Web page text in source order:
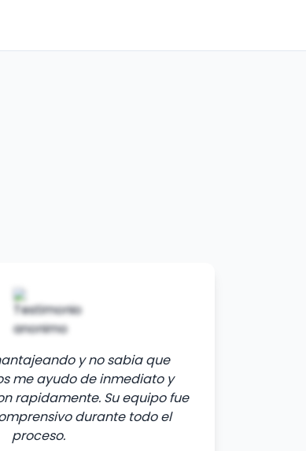
y no sabia que
me ayudo de inmediato y
rapidamente. Su equipo fue
durante todo el
proceso.